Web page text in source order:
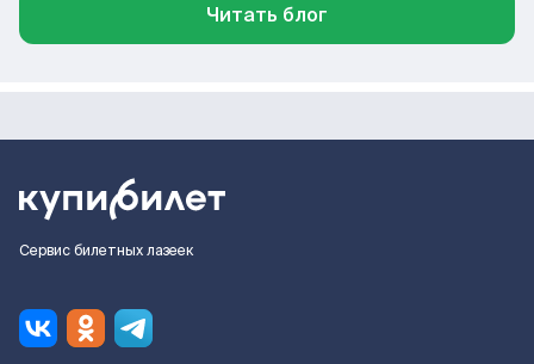
Читать блог
Сервис билетных лазеек